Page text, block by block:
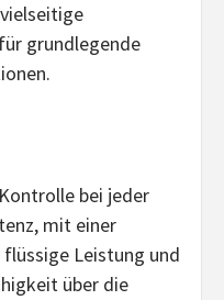
für grundlegende
bei jeder
mit einer
Leistung und
über die